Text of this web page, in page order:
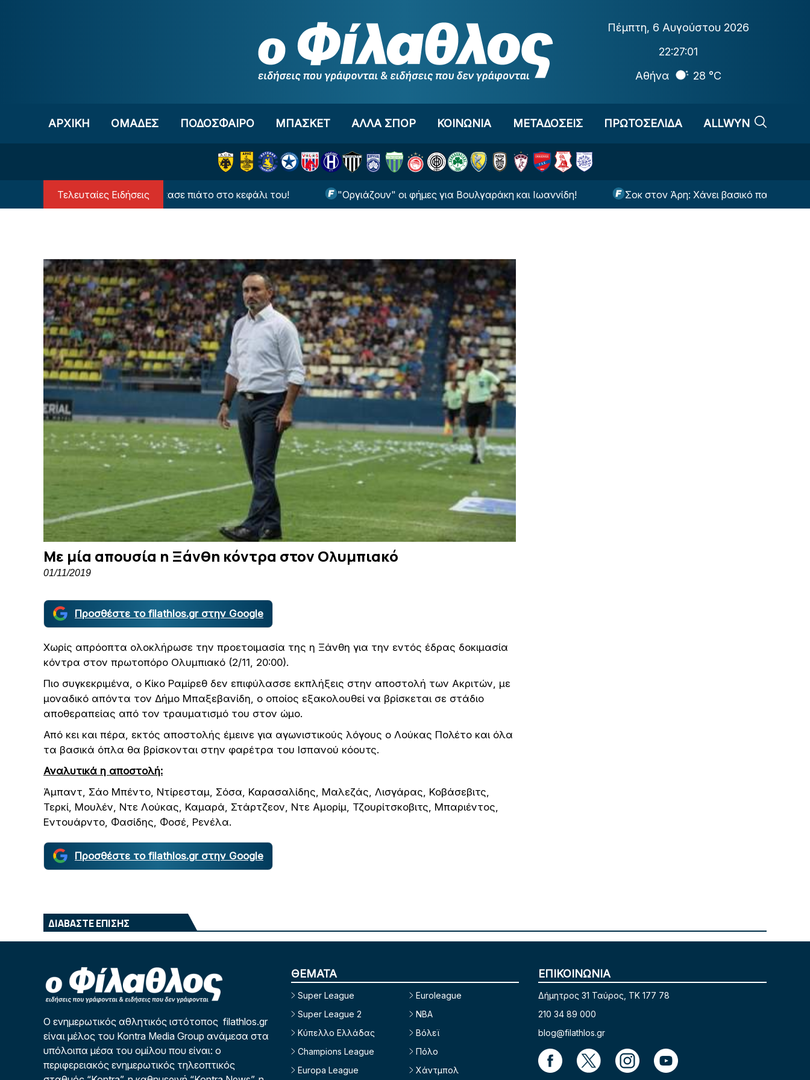
Πέμπτη, 6 Αυγούστου 2026
22:27:02
Αθήνα
28 °C
ΑΡΧΙΚΗ OΜΑΔΕΣ ΠΟΔΟΣΦΑΙΡΟ ΜΠΑΣΚΕΤ ΑΛΛΑ ΣΠΟΡ ΚΟΙΝΩΝΙΑ ΜΕΤΑΔΟΣΕΙΣ ΠΡΩΤΟΣΕΛΙΔΑ ALLWYN
Τελευταίες Ειδήσεις
κέφια ο Αταμάν - Έσπασε πιάτο στο κεφάλι του! "Οργιάζουν" οι φήμες για Βουλγαράκη και Ιωαννίδη! Σοκ στον Άρη: Χάνει βασικό παίκτη για
Με μία απουσία η Ξάνθη κόντρα στον Ολυμπιακό
01/11/2019
Προσθέστε το filathlos.gr στην Google
Χωρίς απρόοπτα ολοκλήρωσε την προετοιμασία της η Ξάνθη για την εντός έδρας δοκιμασία
κόντρα στον πρωτοπόρο Ολυμπιακό (2/11, 20:00).
Πιο συγκεκριμένα, ο Κίκο Ραμίρεθ δεν επιφύλασσε εκπλήξεις στην αποστολή των Ακριτών, με
μοναδικό απόντα τον Δήμο Μπαξεβανίδη, ο οποίος εξακολουθεί να βρίσκεται σε στάδιο
αποθεραπείας από τον τραυματισμό του στον ώμο.
Από κει και πέρα, εκτός αποστολής έμεινε για αγωνιστικούς λόγους ο Λούκας Πολέτο και όλα
τα βασικά όπλα θα βρίσκονται στην φαρέτρα του Ισπανού κόουτς.
Αναλυτικά η αποστολή:
Άμπαντ, Σάο Μπέντο, Ντίρεσταμ, Σόσα, Καρασαλίδης, Μαλεζάς, Λισγάρας, Κοβάσεβιτς,
Τερκί, Μουλέν, Ντε Λούκας, Καμαρά, Στάρτζεον, Ντε Αμορίμ, Τζουρίτσκοβιτς, Μπαριέντος,
Εντουάρντο, Φασίδης, Φοσέ, Ρενέλα.
Προσθέστε το filathlos.gr στην Google
ΔΙΑΒΑΣΤΕ ΕΠΙΣΗΣ
Ο ενημερωτικός αθλητικός ιστότοπος filathlos.gr
είναι μέλος του Kontra Media Group ανάμεσα στα
υπόλοιπα μέσα του ομίλου που είναι: ο
περιφερειακός ενημερωτικός τηλεοπτικός
ΘΕΜΑΤΑ
Super League
Super League 2
Κύπελλο Ελλάδας
Champions League
Europa League
Euroleague
NBA
Βόλεϊ
Πόλο
Χάντμπολ
ΕΠΙΚΟΙΝΩΝΙΑ
Δήμητρος 31 Ταύρος, TK 177 78
210 34 89 000
blog@filathlos.gr